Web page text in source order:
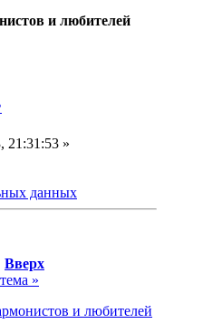
и любителей
21:31:53 »
данных
Вверх
»
и любителей